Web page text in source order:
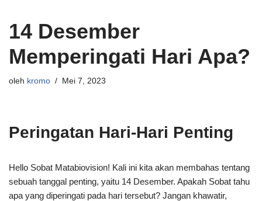
14 Desember
Memperingati Hari Apa?
oleh kromo Mei 7, 2023
Peringatan Hari-Hari Penting
Hello Sobat Matabiovision! Kali ini kita akan membahas tentang
sebuah tanggal penting, yaitu 14 Desember. Apakah Sobat tahu
apa yang diperingati pada hari tersebut? Jangan khawatir,